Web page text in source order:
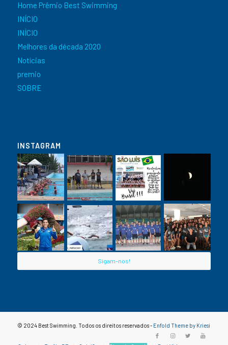
Home Prêmio Best Swimming
INÍCIO
INÍCIO
Melhores da década 2020
Notícias
premio
SOBRE
INSTAGRAM
Sigam-nos!
© 2024 Best Swimming. Todos os direitos reservados - Enfold Theme by Kriesi